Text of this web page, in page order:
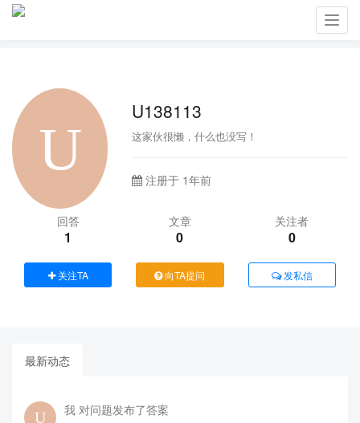
U138113
这家伙很懒，什么也没写！
注册于 1年前
回答
1
文章
0
关注者
0
关注TA 向TA提问 发私信
最新动态
我 对问题发布了答案